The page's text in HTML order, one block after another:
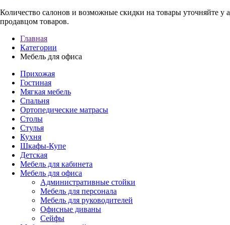
Количество салонов и возможные скидки на товары уточняйте
продавцом товаров.
Главная
Категории
Мебель для офиса
Прихожая
Гостиная
Мягкая мебель
Спальня
Ортопедические матрасы
Столы
Стулья
Кухня
Шкафы-Купе
Детская
Мебель для кабинета
Мебель для офиса
Административные стойки
Мебель для персонала
Мебель для руководителей
Офисные диваны
Сейфы